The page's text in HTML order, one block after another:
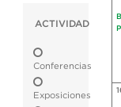
ACTIVIDAD
Conferencias
Exposiciones